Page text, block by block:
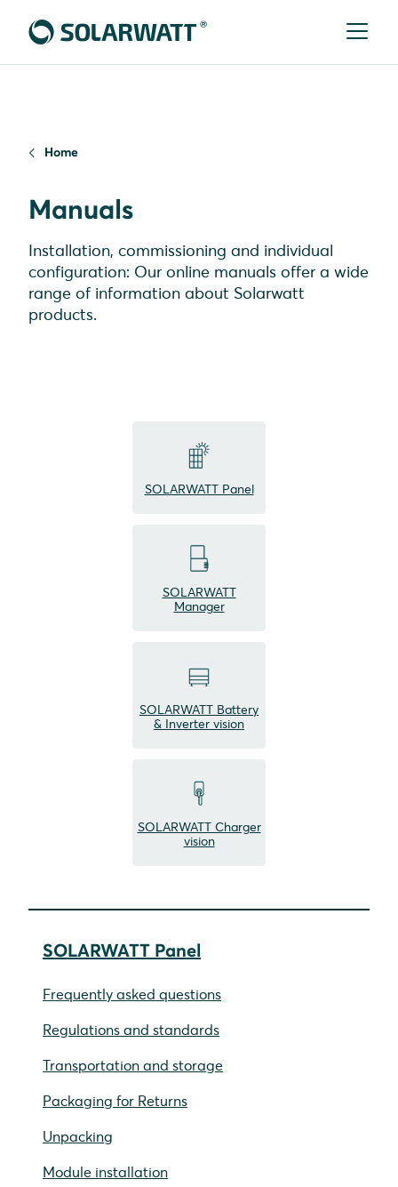
Home
Manuals
Installation, commissioning and individual
configuration: Our online manuals offer a wide
range of information about Solarwatt
products.
SOLARWATT Panel
SOLARWATT
Manager
SOLARWATT Battery
& Inverter vision
SOLARWATT Charger
vision
SOLARWATT Panel
Frequently asked questions
Regulations and standards
Transportation and storage
Packaging for Returns
Unpacking
Module installation